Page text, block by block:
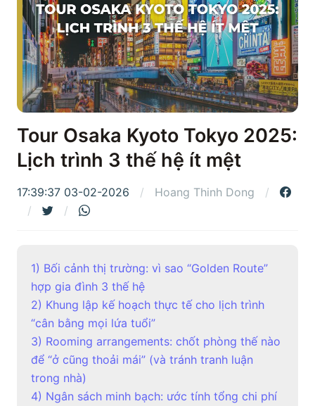
Tour Osaka Kyoto Tokyo 2025:
Lịch trình 3 thế hệ ít mệt
17:39:37 03-02-2026 Hoang Thinh Dong
1) Bối cảnh thị trường: vì sao “Golden Route”
hợp gia đình 3 thế hệ
2) Khung lập kế hoạch thực tế cho lịch trình
“cân bằng mọi lứa tuổi”
3) Rooming arrangements: chốt phòng thế nào
để “ở cũng thoải mái” (và tránh tranh luận
trong nhà)
4) Ngân sách minh bạch: ước tính tổng chi phí